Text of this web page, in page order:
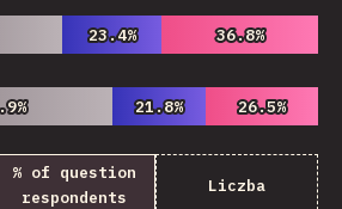
23.4%
23.4% 36.8%
36.8%
21.8%
21.8% 26.5%
26.5%
% of question
respondents
Liczba